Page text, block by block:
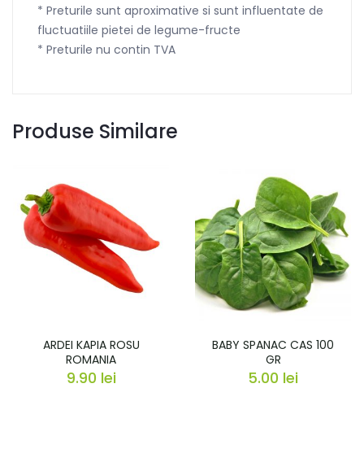
* Preturile sunt aproximative si sunt influentate de
fluctuatiile pietei de legume-fructe
* Preturile nu contin TVA
Produse Similare
ARDEI KAPIA ROSU
ROMANIA
9.90 lei
BABY SPANAC CAS 100
GR
5.00 lei